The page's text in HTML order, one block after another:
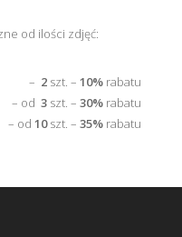
od ilości zdjęć:
– 2 szt. –10% rabatu
– od3 szt. –30% rabatu
– od10szt. –35% rabatu